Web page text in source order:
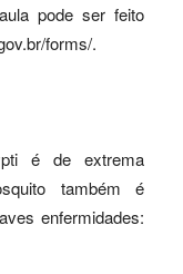
pode ser feito
forms/.
é de extrema
também é
enfermidades: